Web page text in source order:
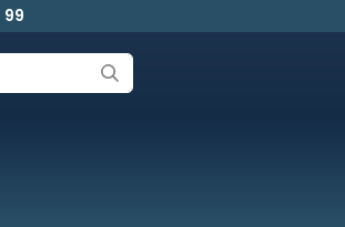
99